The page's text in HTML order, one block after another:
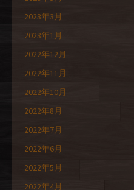
2023年3月
2023年1月
2022年12月
2022年11月
2022年10月
2022年8月
2022年7月
2022年6月
2022年5月
2022年4月